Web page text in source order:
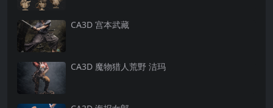
CA3D 宫本武藏
CA3D 魔物猎人荒野 洁玛